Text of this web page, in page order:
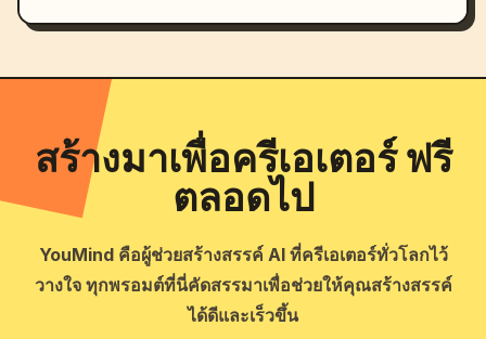
สร้างมาเพื่อครีเอเตอร์ ฟรี
ตลอดไป
YouMind คือผู้ช่วยสร้างสรรค์ AI ที่ครีเอเตอร์ทั่วโลกไว้
วางใจ ทุกพรอมต์ที่นี่คัดสรรมาเพื่อช่วยให้คุณสร้างสรรค์
ได้ดีและเร็วขึ้น